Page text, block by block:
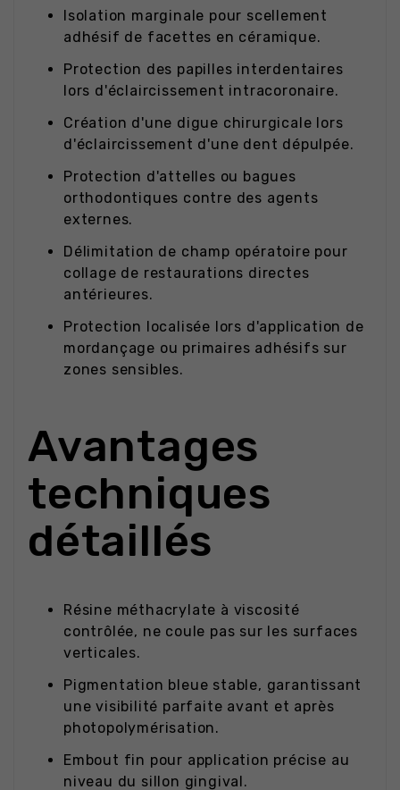
Isolation marginale pour scellement
adhésif de facettes en céramique.
Protection des papilles interdentaires
lors d'éclaircissement intracoronaire.
Création d'une digue chirurgicale lors
d'éclaircissement d'une dent dépulpée.
Protection d'attelles ou bagues
orthodontiques contre des agents
externes.
Délimitation de champ opératoire pour
collage de restaurations directes
antérieures.
Protection localisée lors d'application de
mordançage ou primaires adhésifs sur
zones sensibles.
Avantages
techniques
détaillés
Résine méthacrylate à viscosité
contrôlée, ne coule pas sur les surfaces
verticales.
Pigmentation bleue stable, garantissant
une visibilité parfaite avant et après
photopolymérisation.
Embout fin pour application précise au
niveau du sillon gingival.